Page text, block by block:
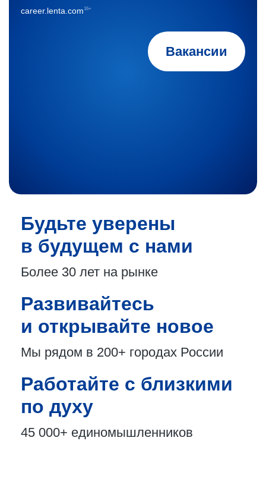
Вакансии
career.lenta.com16+
Будьте уверены
в будущем с нами
Более 30 лет на рынке
Развивайтесь
и открывайте новое
Мы рядом в 200+ городах России
Работайте с близкими
по духу
45 000+ единомышленников